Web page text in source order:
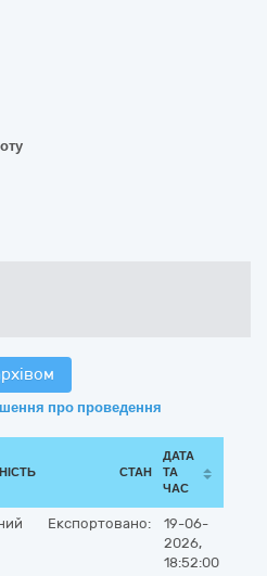
про проведення
СТАН
ДАТА
ТА
ЧАС
Експортовано:
19-06-
2026,
18:52:00